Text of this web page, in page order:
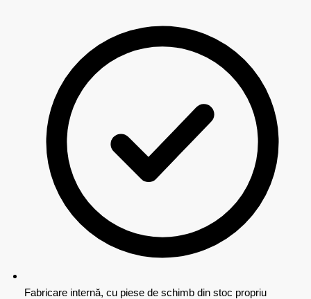
Fabricare internă, cu piese de schimb din stoc propriu